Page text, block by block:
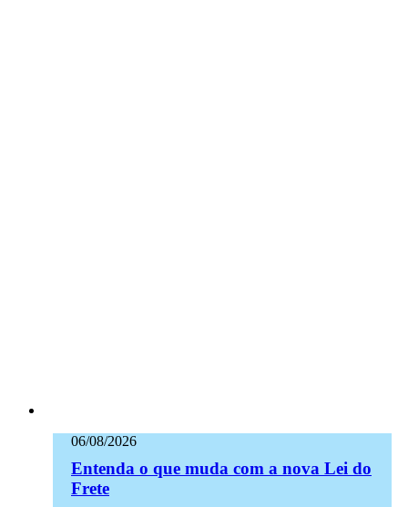
06/08/2026
Entenda o que muda com a nova Lei do
Frete